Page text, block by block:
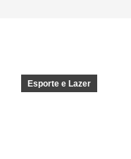
Esporte e Lazer